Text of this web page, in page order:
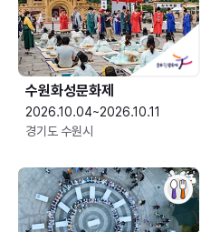
수원화성문화제
2026.10.04~2026.10.11
경기도 수원시